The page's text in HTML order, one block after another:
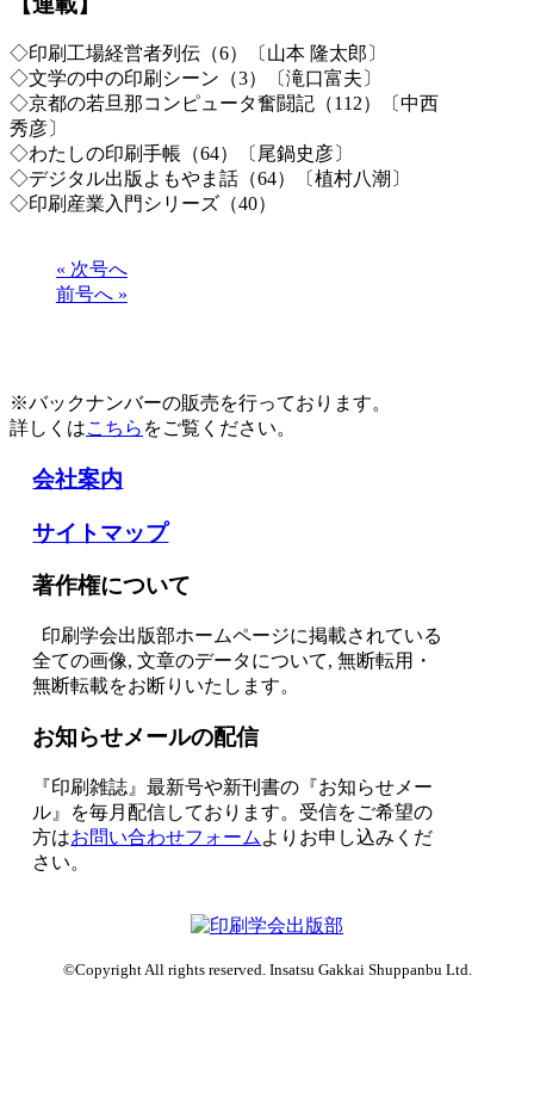
◇印刷工場経営者列伝（6）〔山本 隆太郎〕
◇文学の中の印刷シーン（3）〔滝口富夫〕
◇京都の若旦那コンピュータ奮闘記（112）〔中西
秀彦〕
◇わたしの印刷手帳（64）〔尾鍋史彦〕
◇デジタル出版よもやま話（64）〔植村八潮〕
◇印刷産業入門シリーズ（40）
« 次号へ
前号へ »
※バックナンバーの販売を行っております。
詳しくはこちら をご覧ください。
会社案内
サイトマップ
著作権について
印刷学会出版部ホームページに掲載されている
全ての画像, 文章のデータについて, 無断転用・
無断転載をお断りいたします。
お知らせメールの配信
『印刷雑誌』最新号や新刊書の『お知らせメー
ル』を毎月配信しております。 受信をご希望の
方はお問い合わせフォーム よりお申し込みくだ
さい。
©Copyright All rights reserved. Insatsu Gakkai Shuppanbu Ltd.